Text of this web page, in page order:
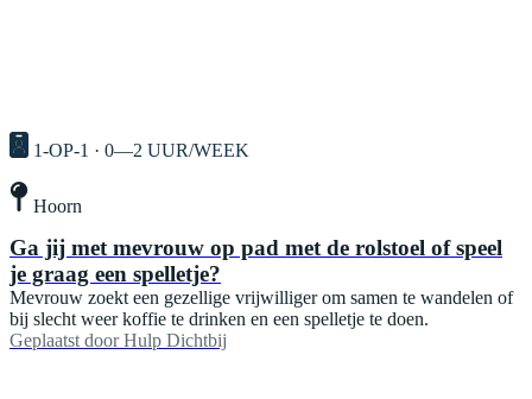
1-OP-1 · 0—2 UUR/WEEK
Hoorn
Ga jij met mevrouw op pad met de rolstoel of speel
je graag een spelletje?
Mevrouw zoekt een gezellige vrijwilliger om samen te wandelen of
bij slecht weer koffie te drinken en een spelletje te doen.
Geplaatst door Hulp Dichtbij